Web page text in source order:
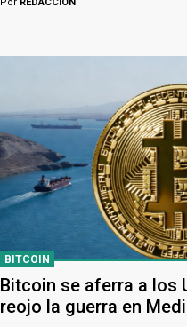
BITCOIN
Bitcoin se aferra a los
reojo la guerra en